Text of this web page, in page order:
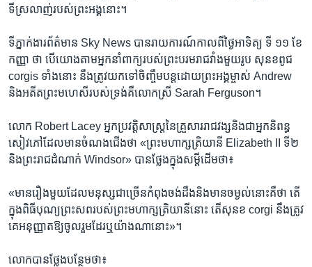
ទីស្រលាញ់​របស់​ព្រះអង្គ​នោះ។​
ទី​ភ្នាក់ងារព័ត៌មាន Sky News​ បាន​រាយការណ៍​កាល​ពី​ថ្ងៃ​អាទិត្យ​ ទី ១១ ខែ​
កញ្ញា ថា​ បើ​យោង​តាម​អ្នកនាំ​ពាក្យរបស់​ព្រះបរមរាជវាំងមួយ​រូប​ សុនខ​ពូជ
corgis​ ទាំង​នោះ​ នឹង​ត្រូវ​យក​ទៅ​ចិញ្ចឹម​បន្ត​ដោយ​ព្រះ​អង្គម្ចាស់​ Andrew
និង​អតីត​ព្រះមហេសី​របស់​ទ្រង់គឺលោកស្រី Sarah Ferguson។​
លោក Robert Lacey អ្នក​ប្រវត្តិសាស្ត្រ​នៃ​គ្រួសារ​រាជវង្ស​និង​ជា​អ្នកនិពន្ធ​
សៀវភៅ​ដែល​មាន​ចំណង​ជើង​ថា​ «ព្រះមហាក្សត្រិយានី Elizabeth II ទី​២​
និង​ព្រះរាជ​ដំណាក់ Windsor» បាន​ថ្លែង​ក្នុង​សម្តី​ដើម​ថា៖
«មាន​រឿង​មួយ​ដែល​មនុស្ស​ជា​ច្រើន​កំពុង​ចង់​ដឹង​និងមាន​ចម្ងល់​នោះ​គឺថា​ តើ​
ក្នុង​ពិធី​បុណ្យ​ព្រះសព​របស់​ព្រះមហាក្សត្រិយានី​នោះ ​តើ​សុនខ corgi នឹង​ត្រូវ​
គេ​អនុញ្ញាត​ឱ្យ​ចូល​រួម​ដែរ​ឬ​យ៉ាង​ណា​នោះ»។
លោក​បាន​ថ្លែង​បន្ថែម​ថា៖